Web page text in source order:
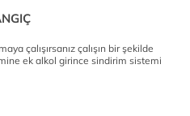
çalışırsanız çalışın bir şekilde
ek alkol girince sindirim sistemi